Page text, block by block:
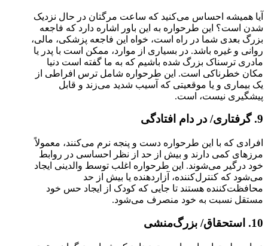
آیا همیشه احساس می‌کنید که ساعت مرگتان در حال نزدیک
شدن است؟ این طرحواره به این باور اشاره دارد که فاجعه
بزرگ بعدی شما در راه است، خواه این فاجعه پزشکی، مالی،
روانی و غیره باشد. در بسیاری از موارد، ممکن است با پدر یا
مادری ترسناک بزرگ شده باشیم که به ما گفته است دنیا
مکان خطرناکی است. این طرحواره شامل ترس افراطی از
یک بیماری و یا موقعیتی که آسیب شدید می‌زند و قابل
پیشگیری نیست، است.
9. گرفتاری/ در دام افتادگی
افرادی که با این طرحواره دست و پنجه نرم می‌کنند، معمولاً
مرزهای کمی دارند و بیش از حد از نظر احساسی در روابط
خود درگیر می‌شوند. این طرحواره اغلب توسط والدینی ایجاد
می‌شود که کنترل‌کننده، آزاردهنده یا بیش از حد
محافظت‌کننده هستند تا جایی که کودک از ایجاد حس خود
مستقل نسبت به خود منصرف می‌شود.
10. استحقاق/ بزرگ‌منشی